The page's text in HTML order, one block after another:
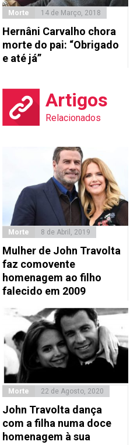
Morte 14 de Março, 2018
Hernâni Carvalho chora
morte do pai: “Obrigado
e até já”
Artigos
Relacionados
Morte 8 de Abril, 2019
Mulher de John Travolta
faz comovente
homenagem ao filho
falecido em 2009
Morte 22 de Agosto, 2020
John Travolta dança
com a filha numa doce
homenagem à sua